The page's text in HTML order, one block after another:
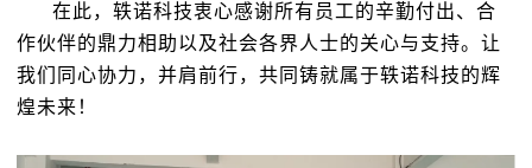
在此，轶诺科技衷心感谢所有员工的辛勤付出、合
作伙伴的鼎力相助以及社会各界人士的关心与支持。让
我们同心协力，并肩前行，共同铸就属于轶诺科技的辉
煌未来！